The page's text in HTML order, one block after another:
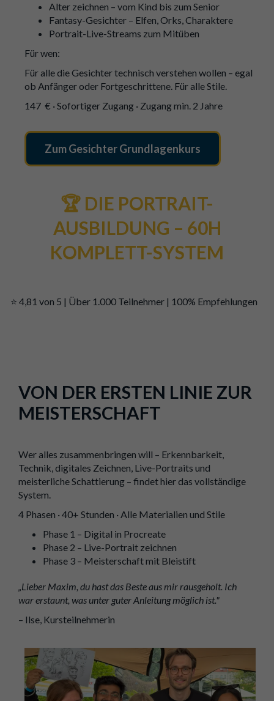
Alter zeichnen – vom Kind bis zum Senior
Fantasy-Gesichter – Elfen, Orks, Charaktere
Portrait-Live-Streams zum Mitüben
Für wen:
Für alle die Gesichter technisch verstehen wollen – egal
ob Anfänger oder Fortgeschrittene. Für alle Stile.
147 € · Sofortiger Zugang · Zugang min. 2 Jahre
Zum Gesichter Grundlagenkurs
🏆 DIE PORTRAIT-
AUSBILDUNG – 60H
KOMPLETT-SYSTEM
⭐ 4,81 von 5 | Über 1.000 Teilnehmer | 100% Empfehlungen
VON DER ERSTEN LINIE ZUR
MEISTERSCHAFT
Wer alles zusammenbringen will – Erkennbarkeit,
Technik, digitales Zeichnen, Live-Portraits und
meisterliche Schattierung – findet hier das vollständige
System.
4 Phasen · 40+ Stunden · Alle Materialien und Stile
Phase 1 – Digital in Procreate
Phase 2 – Live-Portrait zeichnen
Phase 3 – Meisterschaft mit Bleistift
„Lieber Maxim, du hast das Beste aus mir rausgeholt. Ich
war erstaunt, was unter guter Anleitung möglich ist."
– Ilse, Kursteilnehmerin